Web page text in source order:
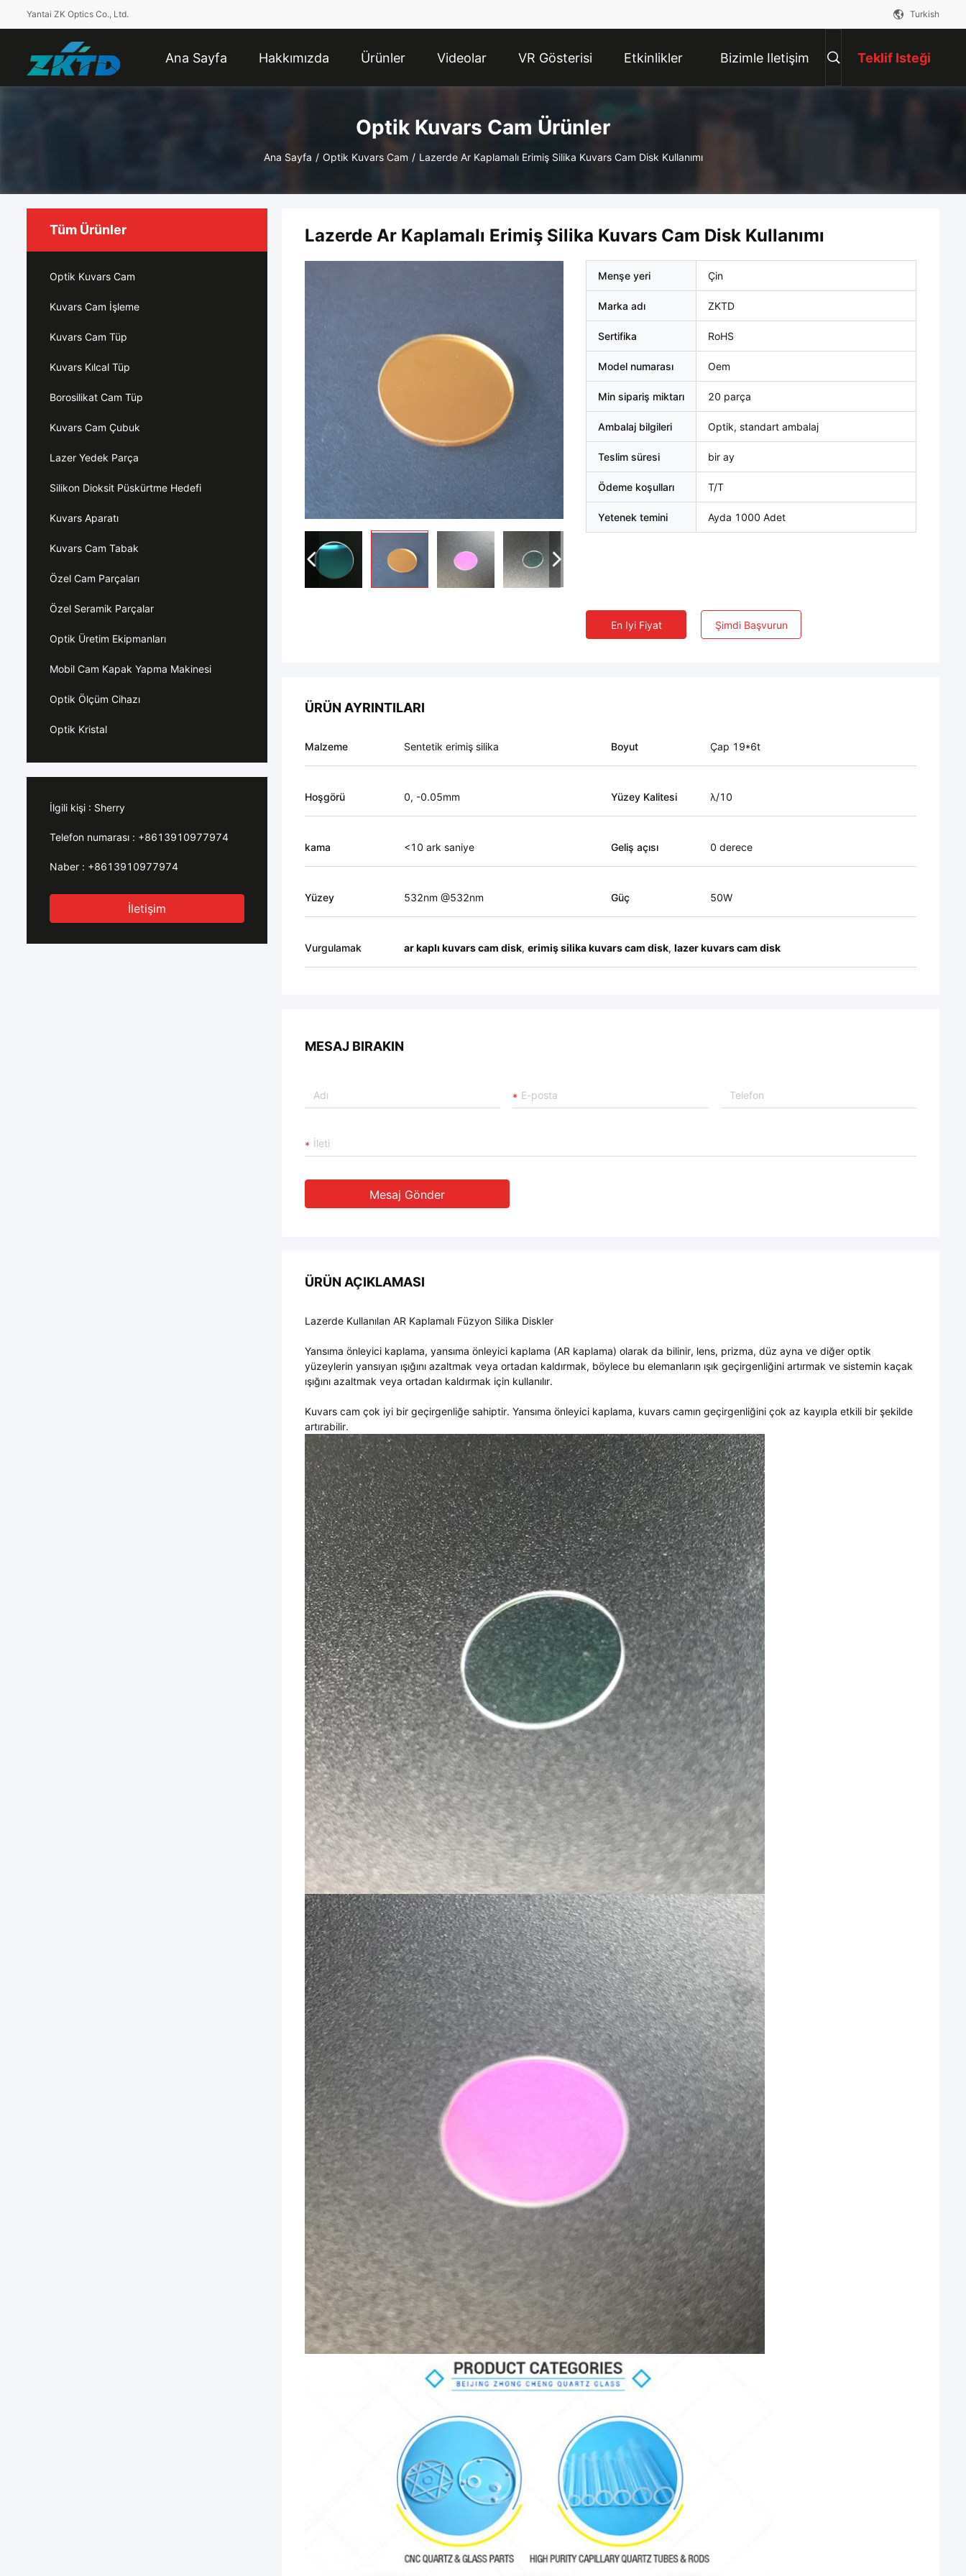
Yantai ZK Optics Co., Ltd. Turkish
Ana Sayfa Hakkımızda Ürünler Videolar VR Gösterisi Etkinlikler Bizimle Iletişim Teklif Isteği
Optik Kuvars Cam Ürünler
Ana Sayfa / Optik Kuvars Cam / Lazerde Ar Kaplamalı Erimiş Silika Kuvars Cam Disk Kullanımı
Tüm Ürünler
Optik Kuvars Cam
Kuvars Cam İşleme
Kuvars Cam Tüp
Kuvars Kılcal Tüp
Borosilikat Cam Tüp
Kuvars Cam Çubuk
Lazer Yedek Parça
Silikon Dioksit Püskürtme Hedefi
Kuvars Aparatı
Kuvars Cam Tabak
Özel Cam Parçaları
Özel Seramik Parçalar
Optik Üretim Ekipmanları
Mobil Cam Kapak Yapma Makinesi
Optik Ölçüm Cihazı
Optik Kristal
İlgili kişi : Sherry
Telefon numarası : +8613910977974
Naber : +8613910977974
İletişim
Lazerde Ar Kaplamalı Erimiş Silika Kuvars Cam Disk Kullanımı
Menşe yeri Çin
Marka adı ZKTD
Sertifika RoHS
Model numarası Oem
Min sipariş miktarı 20 parça
Ambalaj bilgileri Optik, standart ambalaj
Teslim süresi bir ay
Ödeme koşulları T/T
Yetenek temini Ayda 1000 Adet
En Iyi Fiyat Şimdi Başvurun
ÜRÜN AYRINTILARI
Malzeme Sentetik erimiş silika Boyut Çap 19*6t
Hoşgörü 0, -0.05mm Yüzey Kalitesi λ/10
kama <10 ark saniye Geliş açısı 0 derece
Yüzey 532nm @532nm Güç 50W
Vurgulamak ar kaplı kuvars cam disk, erimiş silika kuvars cam disk, lazer kuvars cam disk
MESAJ BIRAKIN
Mesaj Gönder
ÜRÜN AÇIKLAMASI
Lazerde Kullanılan AR Kaplamalı Füzyon Silika Diskler
Yansıma önleyici kaplama, yansıma önleyici kaplama (AR kaplama) olarak da bilinir, lens, prizma, düz ayna ve diğer optik
yüzeylerin yansıyan ışığını azaltmak veya ortadan kaldırmak, böylece bu elemanların ışık geçirgenliğini artırmak ve sistemin kaçak
ışığını azaltmak veya ortadan kaldırmak için kullanılır.
Kuvars cam çok iyi bir geçirgenliğe sahiptir. Yansıma önleyici kaplama, kuvars camın geçirgenliğini çok az kayıpla etkili bir şekilde
artırabilir.